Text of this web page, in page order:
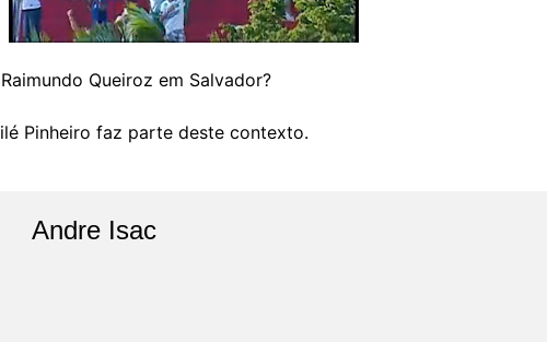
Queiroz em Salvador?
Pinheiro faz parte deste contexto.
Andre Isac